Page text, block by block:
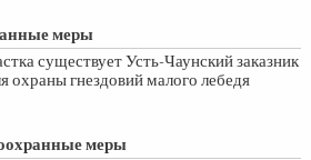
меры
существует Усть-Чаунский заказник
охраны гнездовий малого лебедя
меры